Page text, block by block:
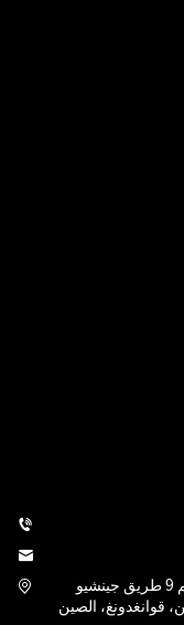
701-6 حديقة ميثوافوجينغ للعلوم البيولوجية، رقم 9 طريق جينشيو
قوانغدونغ، الصين